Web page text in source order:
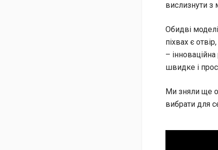
вислизнути з
Обидві
піхвах є
–
швидке і
Ми зняли ще
вибрати для